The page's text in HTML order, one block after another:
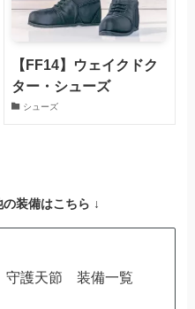
【FF14】ウェイクドク
ター・シューズ
シューズ
装備はこちら ↓
守護天節 装備一覧